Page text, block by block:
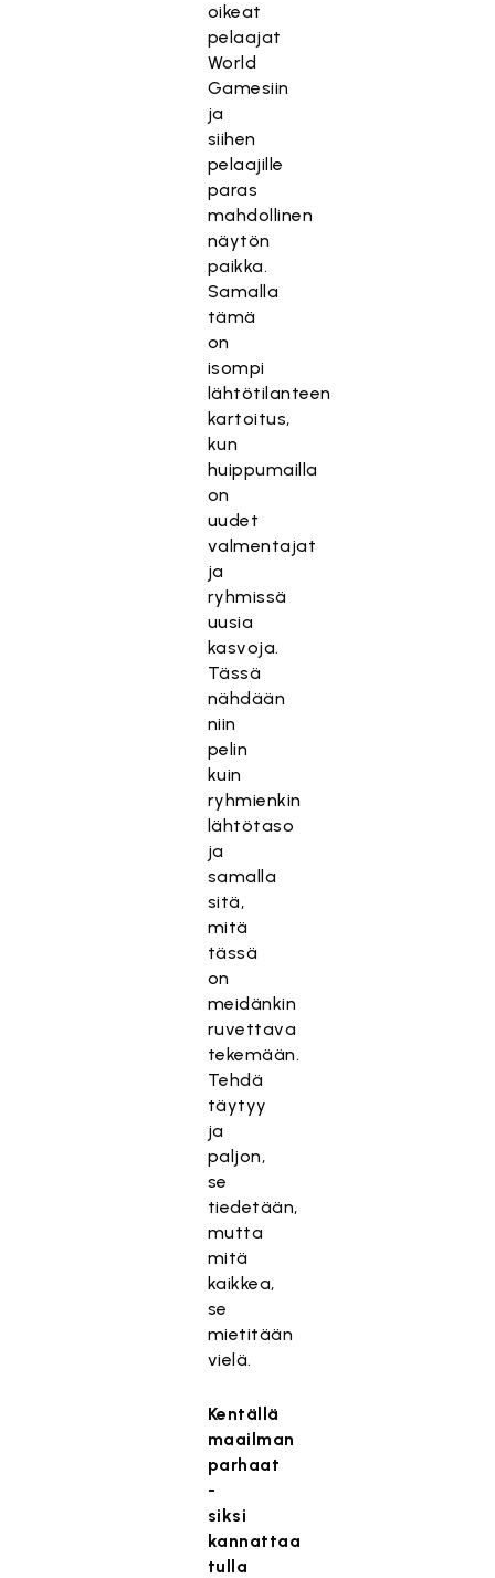
oikeat
pelaajat
World
Gamesiin
ja
siihen
pelaajille
paras
mahdollinen
näytön
paikka.
Samalla
tämä
on
isompi
lähtötilanteen
kartoitus,
kun
huippumailla
on
uudet
valmentajat
ja
ryhmissä
uusia
kasvoja.
Tässä
nähdään
niin
pelin
kuin
ryhmienkin
lähtötaso
ja
samalla
sitä,
mitä
tässä
on
meidänkin
ruvettava
tekemään.
Tehdä
täytyy
ja
paljon,
se
tiedetään,
mutta
mitä
kaikkea,
se
mietitään
vielä.
Kentällä
maailman
parhaat
-
siksi
kannattaa
tulla